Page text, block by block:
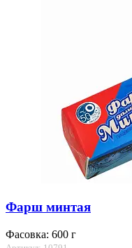
Фарш минтая
Фасовка: 600 г